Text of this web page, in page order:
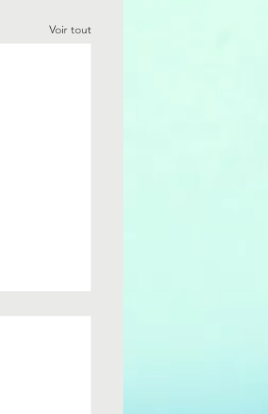
Voir tout